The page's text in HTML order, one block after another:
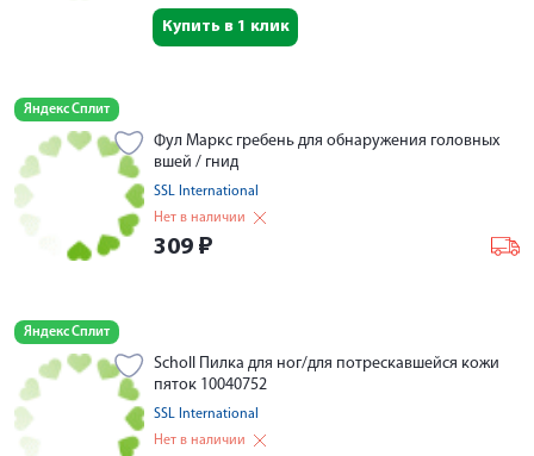
Купить в 1 клик
Яндекс Сплит
Фул Маркс гребень для обнаружения головных
вшей / гнид
SSL International
Нет в наличии
309 ₽
Яндекс Сплит
Scholl Пилка для ног/для потрескавшейся кожи
пяток 10040752
SSL International
Нет в наличии